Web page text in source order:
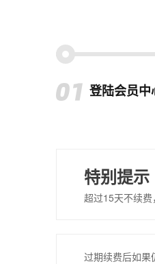
登陆会员中
特别提示
超过15天不续
过期续费后如果